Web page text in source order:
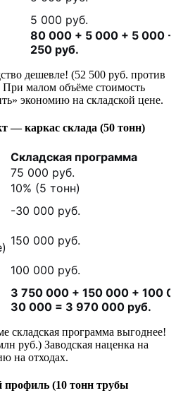
5 000 руб.
80 000 + 5 000 + 5 000 -
250 руб.
дешевле! (52 500 руб. против
малом объёме стоимость
экономию на складской цене.
— каркас склада (50 тонн)
Складская программа
75 000 руб.
10% (5 тонн)
-30 000 руб.
150 000 руб.
100 000 руб.
3 750 000 + 150 000 + 100
30 000 = 3 970 000 руб.
складская программа выгоднее!
руб.) Заводская наценка на
на отходах.
(10 тонн трубы